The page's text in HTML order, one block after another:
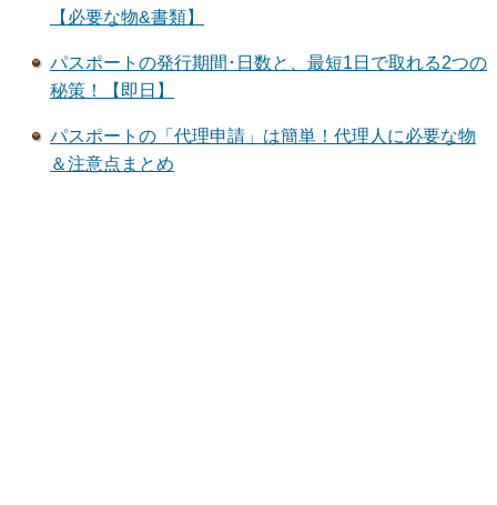
【必要な物&書類】
パスポートの発行期間･日数と、最短1日で取れる2つの
秘策！【即日】
パスポートの「代理申請」は簡単！代理人に必要な物
＆注意点まとめ